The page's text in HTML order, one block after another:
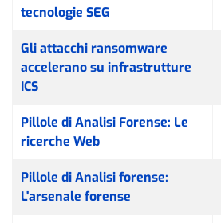
tecnologie SEG
Gli attacchi ransomware
accelerano su infrastrutture
ICS
Pillole di Analisi Forense: Le
ricerche Web
Pillole di Analisi forense:
L'arsenale forense